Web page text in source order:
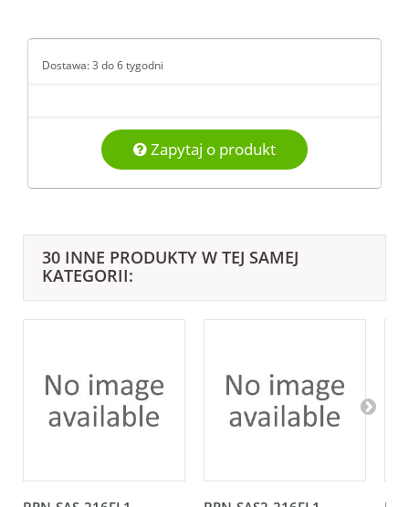
Dostawa: 3 do 6 tygodni
Zapytaj o produkt
30 INNE PRODUKTY W TEJ SAMEJ
KATEGORII: